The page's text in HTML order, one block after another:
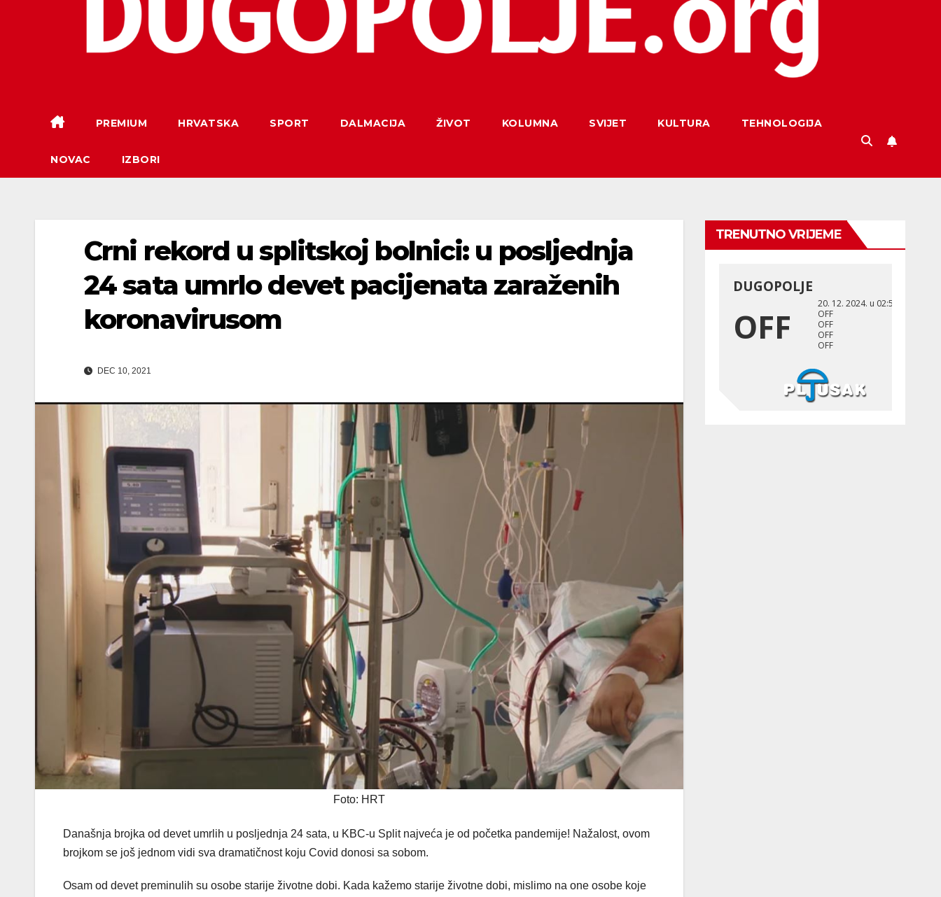
PREMIUM HRVATSKA SPORT DALMACIJA ŽIVOT KOLUMNA SVIJET KULTURA TEHNOLOGIJA
NOVAC IZBORI
Crni rekord u splitskoj bolnici: u posljednja
24 sata umrlo devet pacijenata zaraženih
koronavirusom
DEC 10, 2021
Foto: HRT
Današnja brojka od devet umrlih u posljednja 24 sata, u KBC-u Split najveća je od početka pandemije! Nažalost, ovom
brojkom se još jednom vidi sva dramatičnost koju Covid donosi sa sobom.
Osam od devet preminulih su osobe starije životne dobi. Kada kažemo starije životne dobi, mislimo na one osobe koje
TRENUTNO VRIJEME